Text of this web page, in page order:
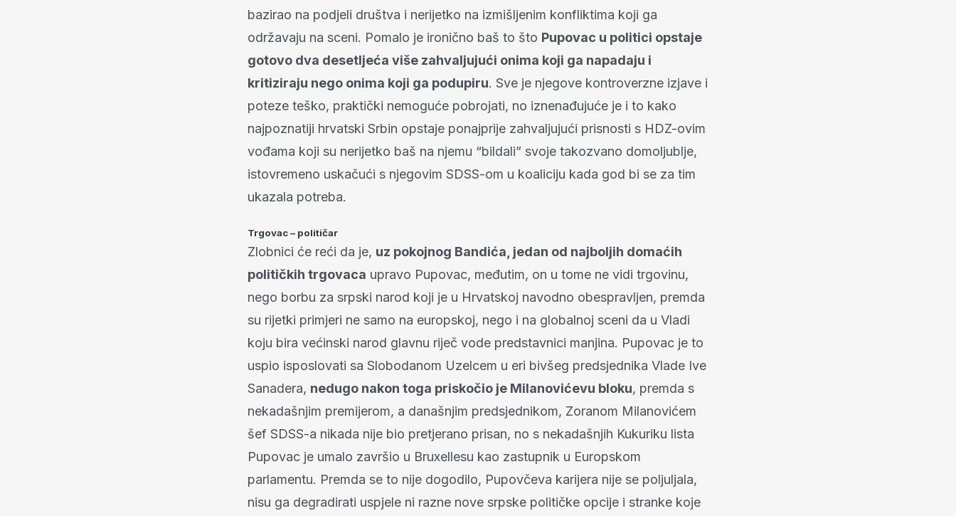
bazirao na podjeli društva i nerijetko na izmišljenim konfliktima koji ga
održavaju na sceni. Pomalo je ironično baš to što Pupovac u politici opstaje
gotovo dva desetljeća više zahvaljujući onima koji ga napadaju i
kritiziraju nego onima koji ga podupiru. Sve je njegove kontroverzne izjave i
poteze teško, praktički nemoguće pobrojati, no iznenađujuće je i to kako
najpoznatiji hrvatski Srbin opstaje ponajprije zahvaljujući prisnosti s HDZ-ovim
vođama koji su nerijetko baš na njemu “bildali” svoje takozvano domoljublje,
istovremeno uskačući s njegovim SDSS-om u koaliciju kada god bi se za tim
ukazala potreba.
Trgovac – političar
Zlobnici će reći da je, uz pokojnog Bandića, jedan od najboljih domaćih
političkih trgovaca upravo Pupovac, međutim, on u tome ne vidi trgovinu,
nego borbu za srpski narod koji je u Hrvatskoj navodno obespravljen, premda
su rijetki primjeri ne samo na europskoj, nego i na globalnoj sceni da u Vladi
koju bira većinski narod glavnu riječ vode predstavnici manjina. Pupovac je to
uspio isposlovati sa Slobodanom Uzelcem u eri bivšeg predsjednika Vlade Ive
Sanadera, nedugo nakon toga priskočio je Milanovićevu bloku, premda s
nekadašnjim premijerom, a današnjim predsjednikom, Zoranom Milanovićem
šef SDSS-a nikada nije bio pretjerano prisan, no s nekadašnjih Kukuriku lista
Pupovac je umalo završio u Bruxellesu kao zastupnik u Europskom
parlamentu. Premda se to nije dogodilo, Pupovčeva karijera nije se poljuljala,
nisu ga degradirati uspjele ni razne nove srpske političke opcije i stranke koje